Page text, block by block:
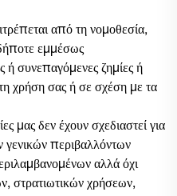
από τη νομοθεσία,
εμμέσως
ή συνεπαγόμενες ζημίες ή
χρήση σας ή σε σχέση με τα
μας δεν έχουν σχεδιαστεί για
γενικών περιβαλλόντων
αλλά όχι
στρατιωτικών χρήσεων,